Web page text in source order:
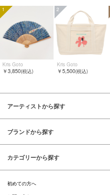
1
Kris Goto
￥3,850(税込)
2
Kris Goto
￥5,500(税込)
アーティストから探す
ブランドから探す
カテゴリーから探す
初めての方へ